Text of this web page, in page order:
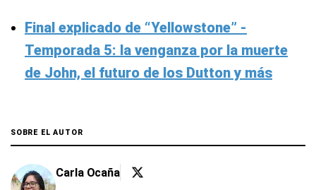
Final explicado de “Yellowstone” -
Temporada 5: la venganza por la muerte
de John, el futuro de los Dutton y más
SOBRE EL AUTOR
Carla Ocaña